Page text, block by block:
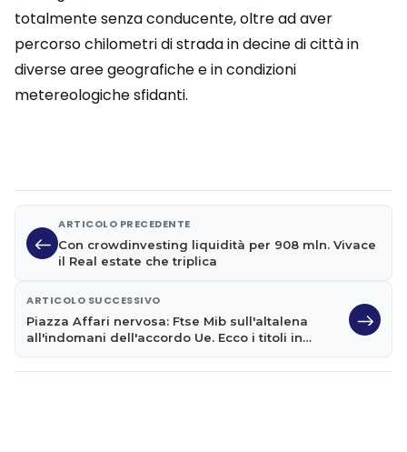
totalmente senza conducente, oltre ad aver
percorso chilometri di strada in decine di città in
diverse aree geografiche e in condizioni
metereologiche sfidanti.
ARTICOLO PRECEDENTE
Con crowdinvesting liquidità per 908 mln. Vivace
il Real estate che triplica
ARTICOLO SUCCESSIVO
Piazza Affari nervosa: Ftse Mib sull'altalena
all'indomani dell'accordo Ue. Ecco i titoli in